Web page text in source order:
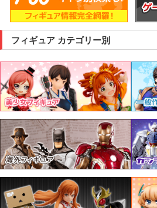
フィギュア カテゴリー別